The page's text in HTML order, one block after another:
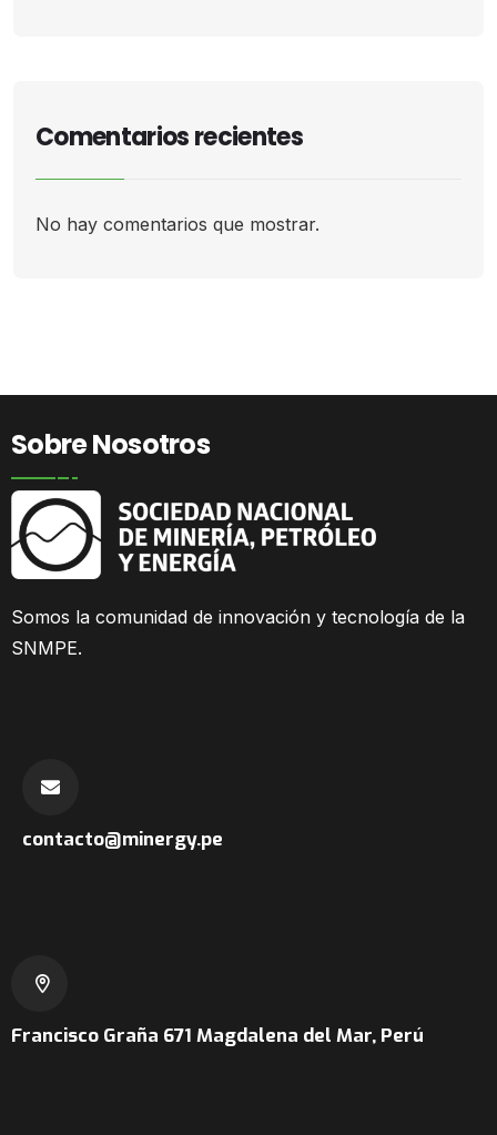
Comentarios recientes
No hay comentarios que mostrar.
Sobre Nosotros
Somos la comunidad de innovación y tecnología de la
SNMPE.
contacto@minergy.pe
Francisco Graña 671 Magdalena del Mar, Perú